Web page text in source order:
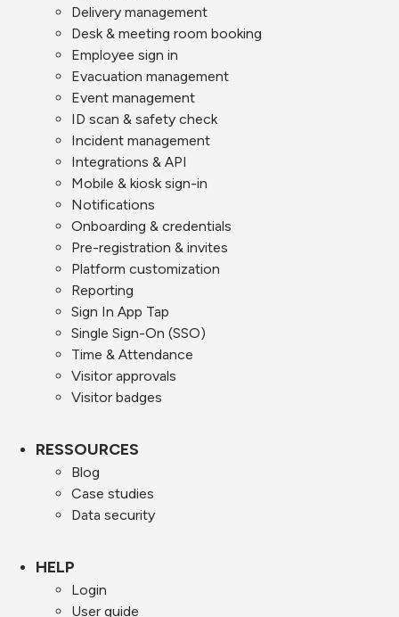
Delivery management
Desk & meeting room booking
Employee sign in
Evacuation management
Event management
ID scan & safety check
Incident management
Integrations & API
Mobile & kiosk sign-in
Notifications
Onboarding & credentials
Pre-registration & invites
Platform customization
Reporting
Sign In App Tap
Single Sign-On (SSO)
Time & Attendance
Visitor approvals
Visitor badges
RESSOURCES
Blog
Case studies
Data security
HELP
Login
User guide